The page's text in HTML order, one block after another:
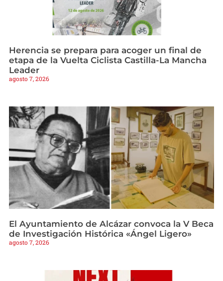
Herencia se prepara para acoger un final de
etapa de la Vuelta Ciclista Castilla-La Mancha
Leader
agosto 7, 2026
El Ayuntamiento de Alcázar convoca la V Beca
de Investigación Histórica «Ángel Ligero»
agosto 7, 2026